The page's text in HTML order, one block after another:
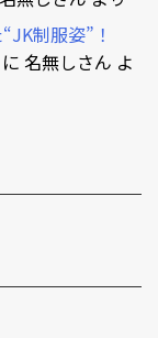
制服姿”！
に 名無しさん よ